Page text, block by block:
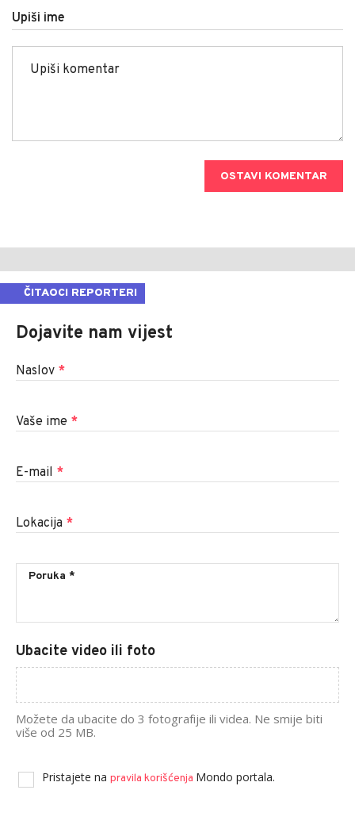
Upiši ime
OSTAVI KOMENTAR
ČITAOCI REPORTERI
Dojavite nam vijest
Naslov *
Vaše ime *
E-mail *
Lokacija *
Ubacite video ili foto
Možete da ubacite do 3 fotografije ili videa. Ne smije biti
više od 25 MB.
Pristajete na pravila korišćenja Mondo portala.